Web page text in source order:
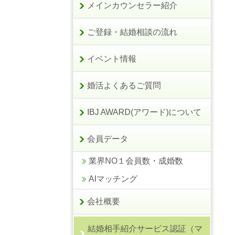
メインカウンセラー紹介
ご登録・結婚相談の流れ
イベント情報
婚活よくあるご質問
IBJ AWARD(アワード)について
会員データ
業界NO１会員数・成婚数
AIマッチング
会社概要
結婚相手紹介サービス認証（マ